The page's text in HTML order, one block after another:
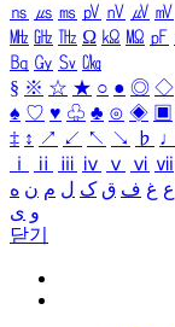
㎱ ㎲ ㎳ ㎴ ㎵ ㎶ ㎷
㎒ ㎓ ㎔ Ω ㏀ ㏁ ㎊
㏃ ㏉ ㏜ ㏆
§ ※ ☆ ★ ○ ● ◎ ◇
♠ ♡ ♥ ♧ ♣ ⊙ ◈ ▣
‡ ↕ ↗ ↙ ↖ ↘ ♭ ♩
ⅰ
ⅱ ⅲ ⅳ ⅴ ⅵ ⅶ
ع غ ف ق ک ل م ن ه
و ی
닫기